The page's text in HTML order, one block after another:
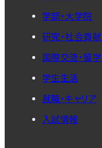
学部・大学院
研究・社会貢献
国際交流・留学
学生生活
就職・キャリア
入試情報